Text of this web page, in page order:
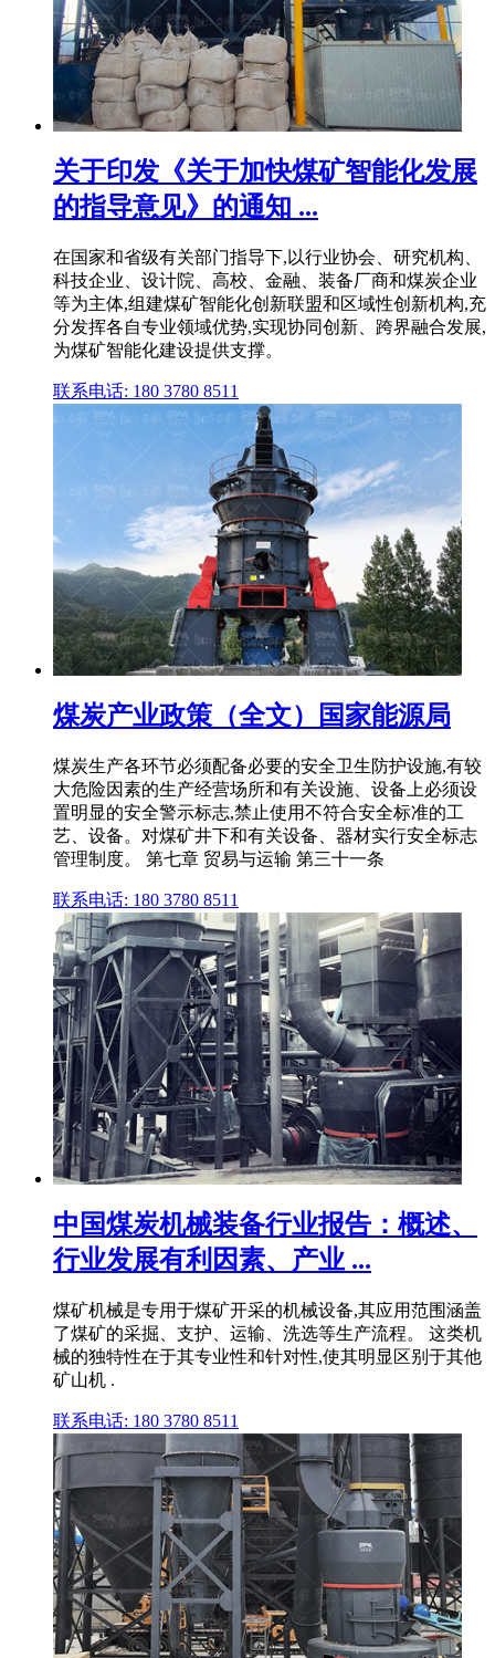
关于印发《关于加快煤矿智能化发展
的指导意见》的通知 ...
在国家和省级有关部门指导下,以行业协会、研究机构、
科技企业、设计院、高校、金融、装备厂商和煤炭企业
等为主体,组建煤矿智能化创新联盟和区域性创新机构,充
分发挥各自专业领域优势,实现协同创新、跨界融合发展,
为煤矿智能化建设提供支撑。
联系电话: 180 3780 8511
煤炭产业政策（全文）国家能源局
煤炭生产各环节必须配备必要的安全卫生防护设施,有较
大危险因素的生产经营场所和有关设施、设备上必须设
置明显的安全警示标志,禁止使用不符合安全标准的工
艺、设备。对煤矿井下和有关设备、器材实行安全标志
管理制度。 第七章 贸易与运输 第三十一条
联系电话: 180 3780 8511
中国煤炭机械装备行业报告：概述、
行业发展有利因素、产业 ...
煤矿机械是专用于煤矿开采的机械设备,其应用范围涵盖
了煤矿的采掘、支护、运输、洗选等生产流程。 这类机
械的独特性在于其专业性和针对性,使其明显区别于其他
矿山机 .
联系电话: 180 3780 8511